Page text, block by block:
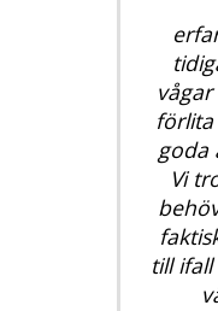
goda
Vi
till